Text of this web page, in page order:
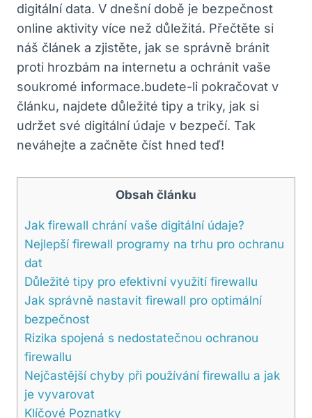
digitální data. V dnešní době je bezpečnost
online aktivity více než důležitá. Přečtěte si
náš článek a zjistěte, jak se správně bránit
proti hrozbám na internetu a ochránit vaše
soukromé informace.budete-li pokračovat v
článku, najdete důležité tipy a triky, jak si
udržet své digitální údaje v bezpečí. Tak
neváhejte a začněte číst hned teď!
Obsah článku
Jak firewall chrání vaše digitální údaje?
Nejlepší firewall programy na trhu pro ochranu
dat
Důležité tipy pro efektivní využití firewallu
Jak správně nastavit firewall pro optimální
bezpečnost
Rizika spojená s nedostatečnou ochranou
firewallu
Nejčastější chyby při používání firewallu a jak
je vyvarovat
Klíčové Poznatky